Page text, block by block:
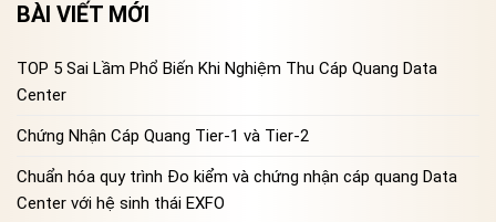
BÀI VIẾT MỚI
TOP 5 Sai Lầm Phổ Biến Khi Nghiệm Thu Cáp Quang Data
Center
Chứng Nhận Cáp Quang Tier-1 và Tier-2
Chuẩn hóa quy trình Đo kiểm và chứng nhận cáp quang Data
Center với hệ sinh thái EXFO